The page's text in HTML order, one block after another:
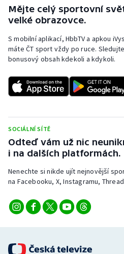
Mějte celý sportovní
velké obrazovce.
S mobilní aplikací, HbbTV a apkou
máte ČT sport vždy po ruce.
bonusový obsah kdekoli a kdykoli.
SOCIÁLNÍ SÍTĚ
Odteď vám už nic
i na dalších platformách.
Nenechte si nikde ujít nejnovější
na Facebooku, X, Instagramu,